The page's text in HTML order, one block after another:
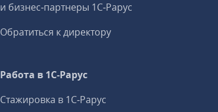
и бизнес‑партнеры 1С‑Рарус
Обратиться к директору
Работа в 1С‑Рарус
Стажировка в 1С‑Рарус